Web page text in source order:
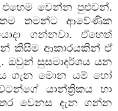
එහෙම වෙන්න පුළුවන්.
තමන්ට ආවේණික
ගන්නවා. ඒහෙත්
කිසිම ආකාරයකින් ඒ
ඔවුන් සුසමාදර්ශය යන
ගැන මොන යම් හෝ
යාන්ත්‍රිකය හා
වෙනස දැන ගන්න